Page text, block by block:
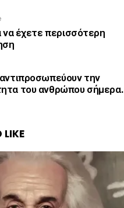
να έχετε περισσότερη
την
του ανθρώπου σήμερα.
LIKE